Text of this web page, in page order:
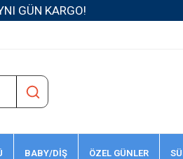
BABY/DİŞ ÖZEL GÜNLER